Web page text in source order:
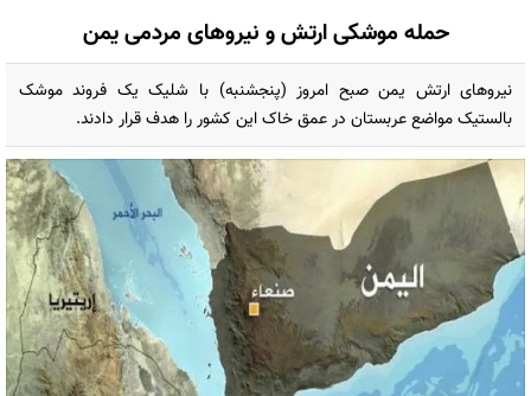
حمله موشکی ارتش و نیروهای مردمی یمن
نیروهای ارتش یمن صبح امروز (پنجشنبه) با شلیک یک فروند موشک
بالستیک مواضع عربستان در عمق خاک این کشور را هدف قرار دادند.